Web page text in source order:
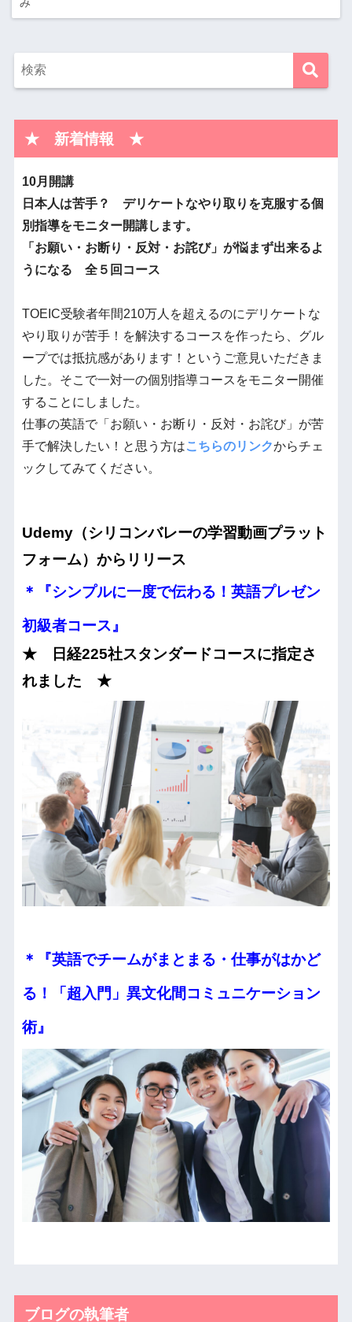
み
★ 新着情報 ★
10月開講
日本人は苦手？ デリケートなやり取りを克服する個
別指導をモニター開講します。
「お願い・お断り・ 反対・お詫び」が悩まず出来るよ
うになる 全５回コース
TOEIC受験者年間210万人を超えるのにデリケートな
やり取りが苦手！を解決するコースを作ったら、グル
ープでは抵抗感があります！というご意見いただきま
した。そこで一対一の個別指導コースをモニター開催
することにしました。
仕事の英語で「お願い・お断り・反対・お詫び」が苦
手で解決したい！と思う方はこちらのリンクからチェ
ックしてみてください。
Udemy（シリコンバレーの学習動画プラット
フォーム）からリリース
＊『シンプルに一度で伝わる！英語プレゼン
初級者コース』
★ 日経225社スタンダードコースに指定さ
れました ★
＊『英語でチームがまとまる・仕事がはかど
る！ 「超入門」異文化間コミュニケーション
術』
ブログの執筆者